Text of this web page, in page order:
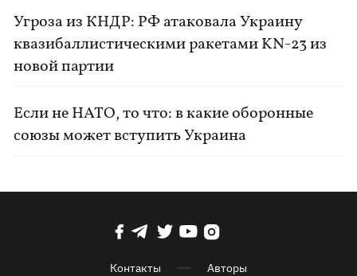
Угроза из КНДР: РФ атаковала Украину
квазибаллистическими ракетами KN-23 из
новой партии
Если не НАТО, то что: в какие оборонные
союзы может вступить Украина
Контакты Авторы